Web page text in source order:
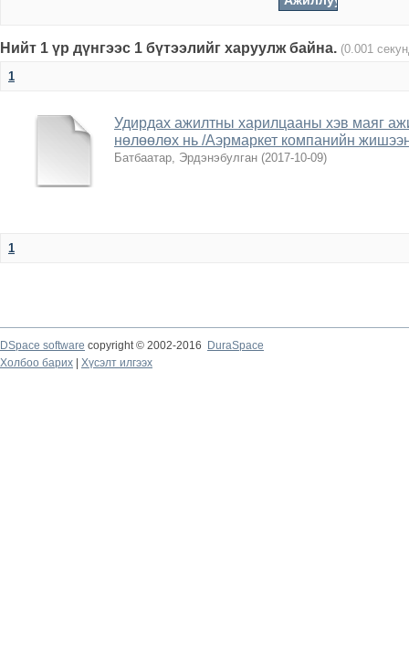
Нийт 1 үр дүнгээс 1 бүтээлийг харуулж байна. (0.001
1
Удирдах ажилтны харилцааны хэв маяг
нөлөөлөх нь /Аэрмаркет компанийн
Батбаатар, Эрдэнэбулган (2017-10-09)
1
DSpace software copyright © 2002-2016
DuraSpace
Холбоо барих
Хүсэлт илгээх